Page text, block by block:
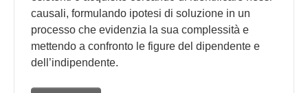
causali, formulando ipotesi di soluzione in un
processo che evidenzia la sua complessità e
mettendo a confronto le figure del dipendente e
dell’indipendente.